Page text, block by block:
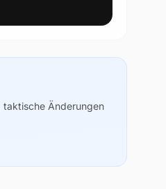
taktische Änderungen